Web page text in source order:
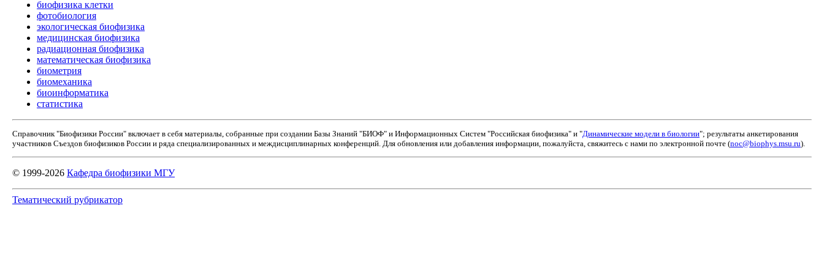
биофизика клетки
фотобиология
экологическая биофизика
медицинская биофизика
радиационная биофизика
математическая биофизика
биометрия
биомеханика
биоинформатика
статистика
Справочник "Биофизики России" включает в себя материалы, собранные при создании Базы Знаний "БИОФ" и Информационных Систем "Российская биофизика" и "Динамические модели в биологии"; результаты анкетирования
участников Съездов биофизиков России и ряда специализированных и междисциплинарных конференций. Для обновления или добавления информации, пожалуйста, свяжитесь с нами по электронной почте (noc@biophys.msu.ru).
© 1999-2026 Кафедра биофизики МГУ
Тематический рубрикатор